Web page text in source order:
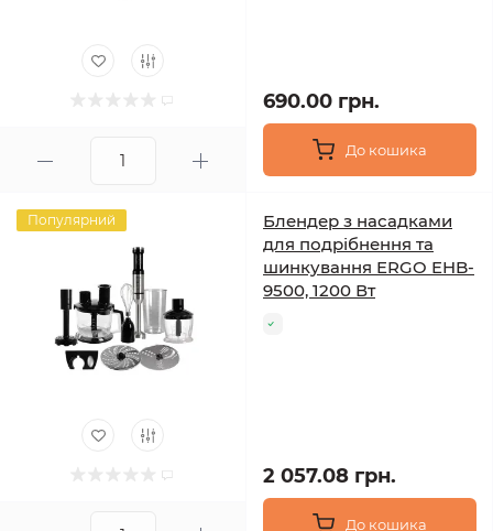
690.00 грн.
До кошика
Популярний
Блендер з насадками
для подрібнення та
шинкування ERGO EHB-
9500, 1200 Вт
2 057.08 грн.
До кошика